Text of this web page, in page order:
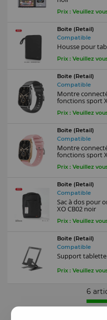
Prix : Veuillez
Boite (Retail)
Compatible
Housse pour
Prix : Veuillez
Boite (Retail)
Compatible
Montre
fonctions sport
Prix : Veuillez
Boite (Retail)
Compatible
Montre
fonctions sport
Prix : Veuillez
Boite (Retail)
Compatible
Sac à dos pour
XO CB02 noir
Prix : Veuillez
Boite (Retail)
Compatible
Support tablette
Prix : Veuillez
6